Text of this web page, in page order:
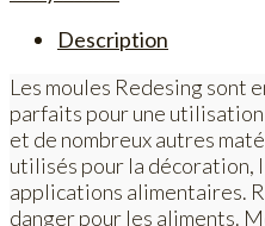
Description
Les moules Redesing sont
parfaits pour une
et de nombreux autres
utilisés pour la décoration,
applications alimentaires.
danger pour les aliments.